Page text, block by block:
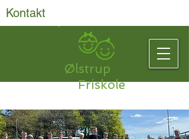
Ølstrup
Friskole
Kontakt